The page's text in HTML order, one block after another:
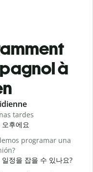
à
tardes
오후에요
programar una
일정을 잡을 수 있나요?